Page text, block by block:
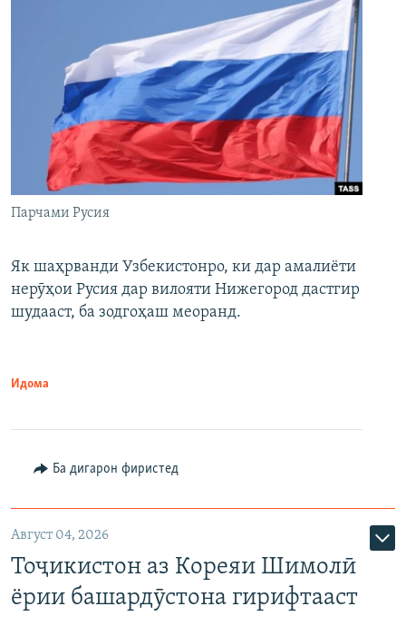
Парчами Русия
Як шаҳрванди Узбекистонро, ки дар амалиёти
нерӯҳои Русия дар вилояти Нижегород дастгир
шудааст, ба зодгоҳаш меоранд.
Идома
Ба дигарон фиристед
Август 04, 2026
Тоҷикистон аз Кореяи Шимолӣ
ёрии башардӯстона гирифтааст